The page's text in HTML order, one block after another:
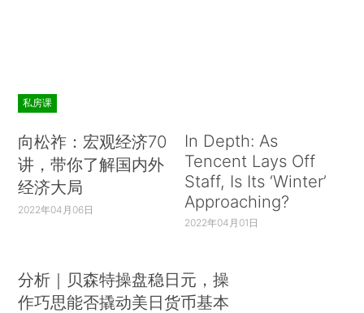
私房课
向松祚：宏观经济70
讲，带你了解国内外
经济大局
2022年04月06日
In Depth: As
Tencent Lays Off
Staff, Is Its ‘Winter’
Approaching?
2022年04月01日
分析｜贝森特操盘稳日元，操
作巧思能否撬动美日货币基本